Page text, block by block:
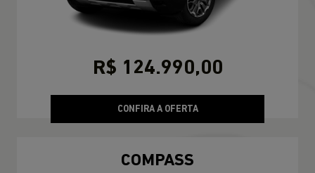
R$ 124.990,00
CONFIRA A OFERTA
COMPASS